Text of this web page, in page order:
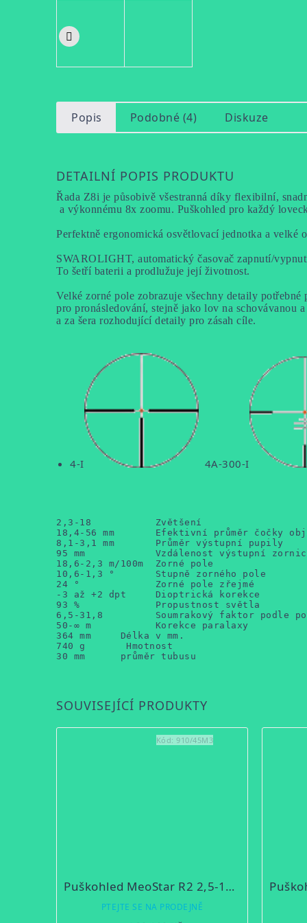
Popis Podobné (4) Diskuze
DETAILNÍ POPIS PRODUKTU
Řada Z8i je působivě všestranná díky flexibilní,
a výkonnému 8x zoomu. Puškohled pro každý
Perfektně ergonomická osvětlovací jednotka a
SWAROLIGHT, automatický časovač zapnutí/
To šetří baterii a prodlužuje její životnost.
Velké zorné pole zobrazuje všechny detaily
pro pronásledování, stejně jako lov na schovávanou
a za šera rozhodující detaily pro zásah cíle.
4-I 4A-300-I
2,3-18           Zvětšení
18,4-56 mm       Efektivní průměr čočky
8,1-3,1 mm       Průměr výstupní pupily
95 mm            Vzdálenost výstupní
18,6-2,3 m/100m  Zorné pole
10,6-1,3 °       Stupně zorného pole
24 °             Zorné pole zřejmé
-3 až +2 dpt     Dioptrická korekce
93 %             Propustnost světla
6,5-31,8         Soumrakový faktor podle
50-∞ m           Korekce paralaxy
364 mm     Délka v mm.
740 g       Hmotnost
30 mm      průměr tubusu
SOUVISEJÍCÍ PRODUKTY
Puškohled MeoStar R2 2,5-15x56 RD
PTEJTE SE NA PRODEJNĚ
Kód: 910/45M3